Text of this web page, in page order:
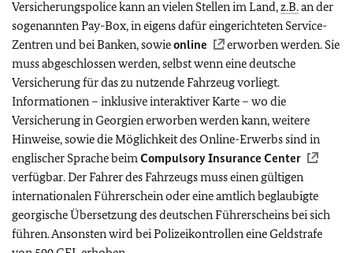
Versicherungspolice kann an vielen Stellen im Land,z.B.an der
sogenannten Pay-Box, in eigens dafür eingerichteten Service-
Zentren und bei Banken, sowieonline
erworben werden. Sie
muss abgeschlossen werden, selbst wenn eine deutsche
Versicherung für das zu nutzende Fahrzeug vorliegt.
Informationen – inklusive interaktiver Karte – wo die
Versicherung in Georgien erworben werden kann, weitere
Hinweise, sowie die Möglichkeit des Online-Erwerbs sind in
englischer Sprache beimCompulsory Insurance Center
verfügbar.Der Fahrer des Fahrzeugs muss einen gültigen
internationalen Führerschein oder eine amtlich beglaubigte
georgische Übersetzung des deutschen Führerscheins bei sich
führen. Ansonsten wird bei Polizeikontrollen eine Geldstrafe